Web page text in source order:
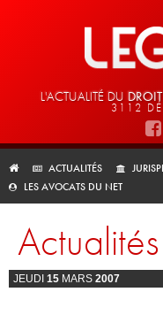
L'ACTUALITÉ DU
3112
ACTUALITÉS
LES AVOCATS DU NET
Actualités
JEUDI 15 MARS 2007